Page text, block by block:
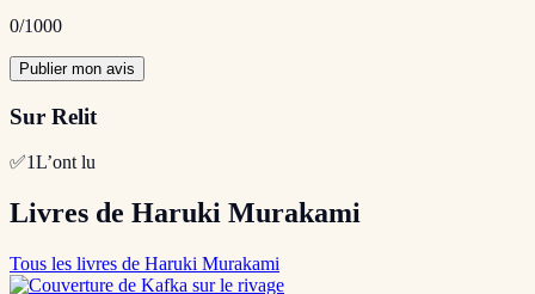
0/1000
Publier mon avis
Sur Relit
✅1L’ont lu
Livres de Haruki Murakami
Tous les livres de Haruki Murakami